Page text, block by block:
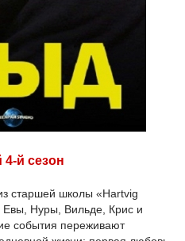
й сезон
старшей школы «Hartvig
Нуры, Вильде, Крис и
события переживают